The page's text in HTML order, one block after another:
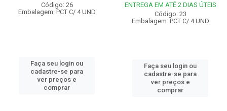
Código: 26
Embalagem: PCT C/ 4 UND
Faça seu login ou
cadastre-se para
ver preços e
comprar
ENTREGA EM ATÉ 2 DIAS ÚTEIS
Código: 23
Embalagem: PCT C/ 4 UND
Faça seu login ou
cadastre-se para
ver preços e
comprar